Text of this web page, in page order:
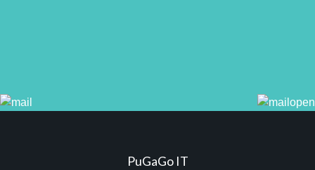
PuGaGo IT